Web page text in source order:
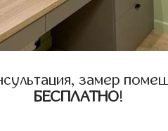
замер
БЕСПЛАТНО!